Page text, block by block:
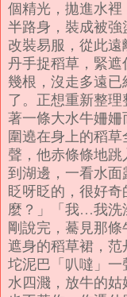
個精光，拋進水
半路身，裝成被
改裝易服，從此遠
丹手捉稻草，緊
幾根，沒走多遠
了。正想重新整
著一條大水牛姍姍
圍遶在身上的稻
聲，他赤條條地跳
到湖邊，一看水
眨呀眨的，很好
麼？」「我…我洗
剛說完，驀見那
遮身的稻草裙，
坨泥巴「叭噠」
水四濺，放牛的姑